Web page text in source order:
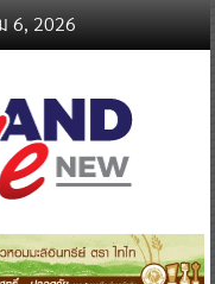
6, 2026